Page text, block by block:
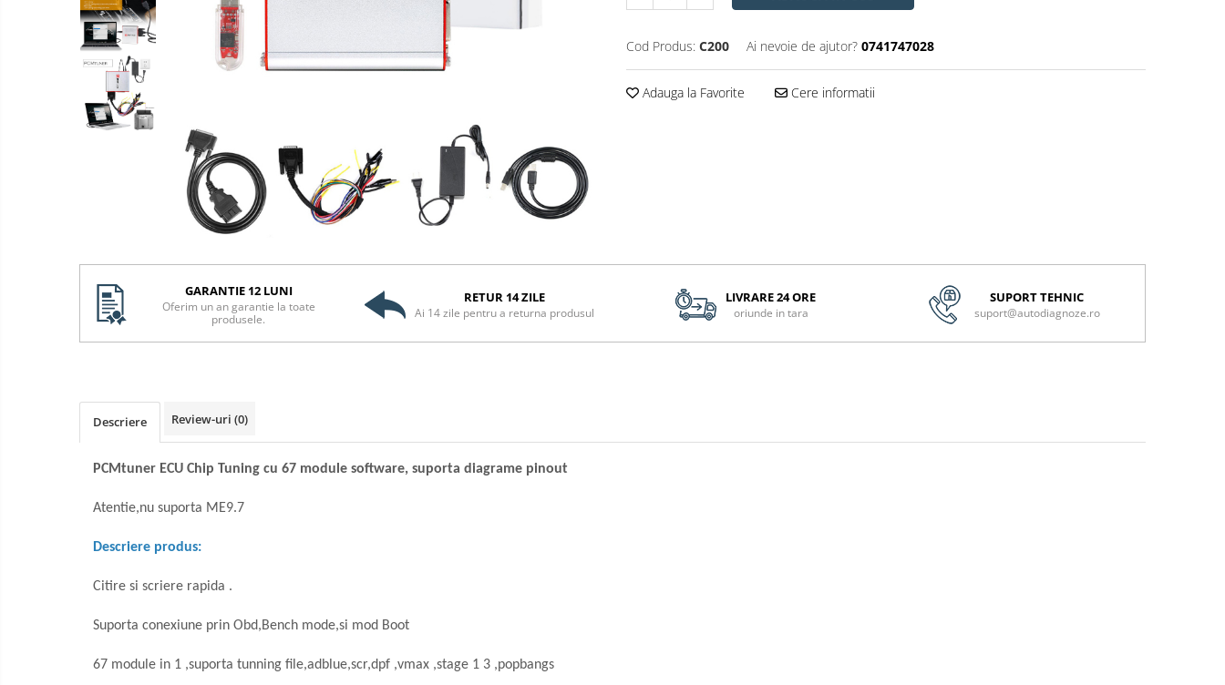
Cod Produs: C200 Ai nevoie de ajutor? 0741747028
Adauga la Favorite Cere informatii
GARANTIE 12 LUNI
Oferim un an garantie la toate
produsele.
RETUR 14 ZILE
Ai 14 zile pentru a returna produsul
LIVRARE 24 ORE
oriunde in tara
SUPORT TEHNIC
suport@autodiagnoze.ro
Descriere Review-uri (0)
PCMtuner ECU Chip Tuning cu 67 module software, suporta diagrame pinout
Atentie,nu suporta ME9.7
Descriere produs:
Citire si scriere rapida .
Suporta conexiune prin Obd,Bench mode,si mod Boot
67 module in 1 ,suporta tunning file,adblue,scr,dpf ,vmax ,stage 1 3 ,popbangs